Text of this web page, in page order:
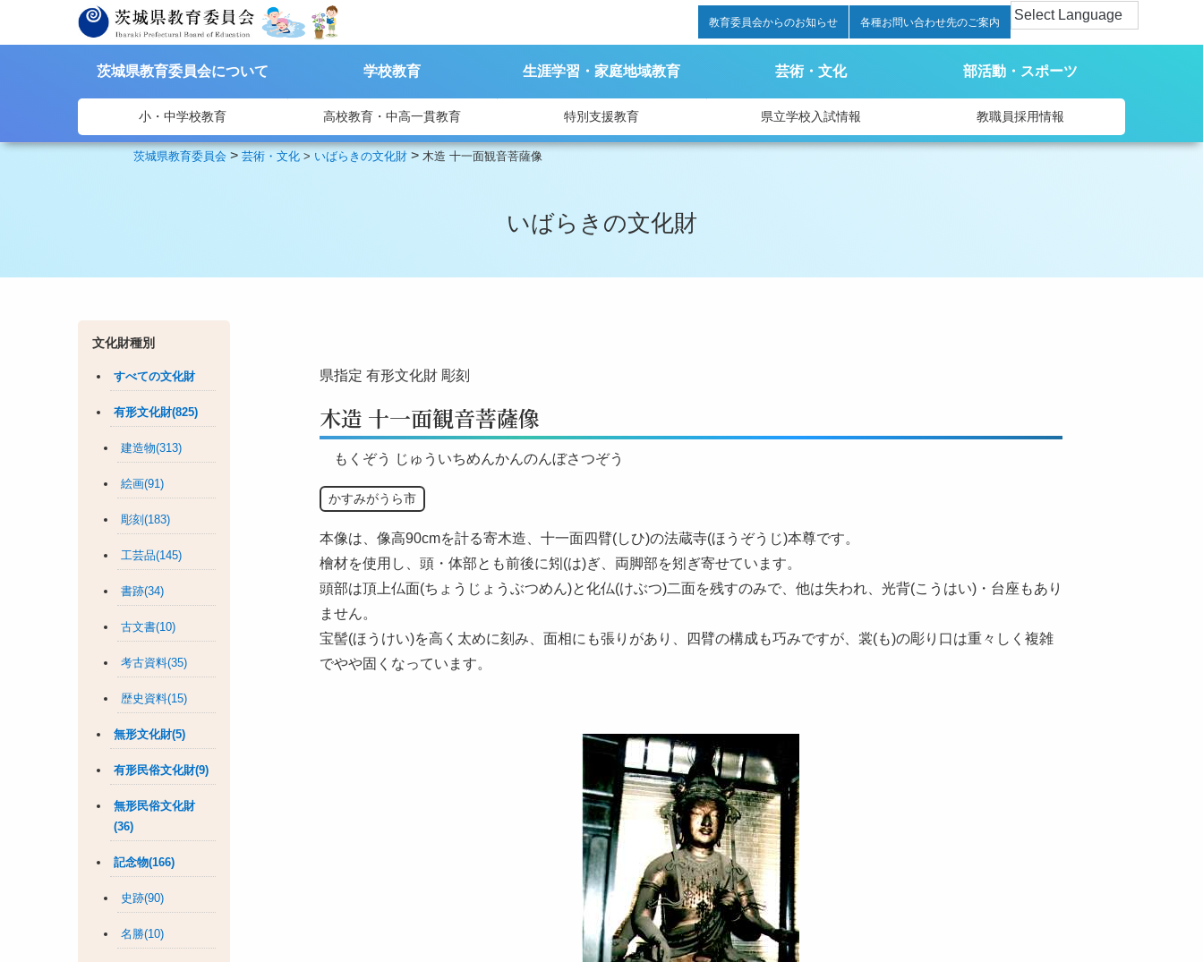
教育委員会からのお知らせ 各種お問い合わせ先のご案内
茨城県教育委員会について 学校教育 生涯学習・家庭地域教育 芸術・文化 部活動・スポーツ
小・中学校教育 高校教育・中高一貫教育 特別支援教育 県立学校入試情報 教職員採用情報
茨城県教育委員会 >芸術・文化 > いばらきの文化財 > 木造 十一面観音菩薩像
いばらきの文化財
文化財種別
すべての文化財
有形文化財(825)
建造物(313)
絵画(91)
彫刻(183)
工芸品(145)
書跡(34)
古文書(10)
考古資料(35)
歴史資料(15)
無形文化財(5)
有形民俗文化財(9)
無形民俗文化財
(36)
記念物(166)
史跡(90)
名勝(10)
県指定 有形文化財 彫刻
木造 十一面観音菩薩像
もくぞう じゅういちめんかんのんぼさつぞう
かすみがうら市
本像は、像高90cmを計る寄木造、十一面四臂(しひ)の法蔵寺(ほうぞうじ)本尊です。
檜材を使用し、頭・体部とも前後に矧(は)ぎ、両脚部を矧ぎ寄せています。
頭部は頂上仏面(ちょうじょうぶつめん)と化仏(けぶつ)二面を残すのみで、他は失われ、光背(こうはい)・台座もあり
ません。
宝髻(ほうけい)を高く太めに刻み、面相にも張りがあり、四臂の構成も巧みですが、裳(も)の彫り口は重々しく複雑
でやや固くなっています。